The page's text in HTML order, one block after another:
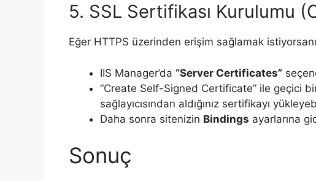
5. SSL Sertifikası Kurulumu
Eğer HTTPS üzerinden erişim sağlamak
IIS Manager’da “Server Certificates”
“Create Self-Signed Certificate” ile geçici
sağlayıcısından aldığınız sertifikayı
Daha sonra sitenizin Bindings ayarlarına
Sonuç